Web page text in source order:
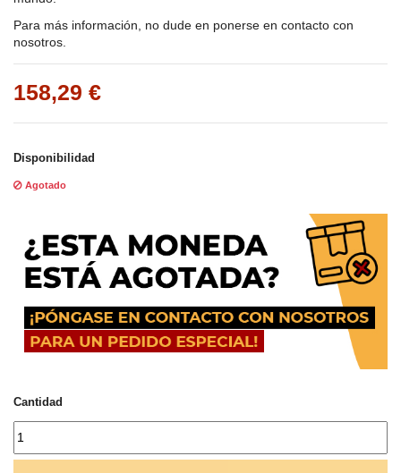
Para más información, no dude en ponerse en contacto con
nosotros.
158,29 €
Disponibilidad
Agotado
Cantidad